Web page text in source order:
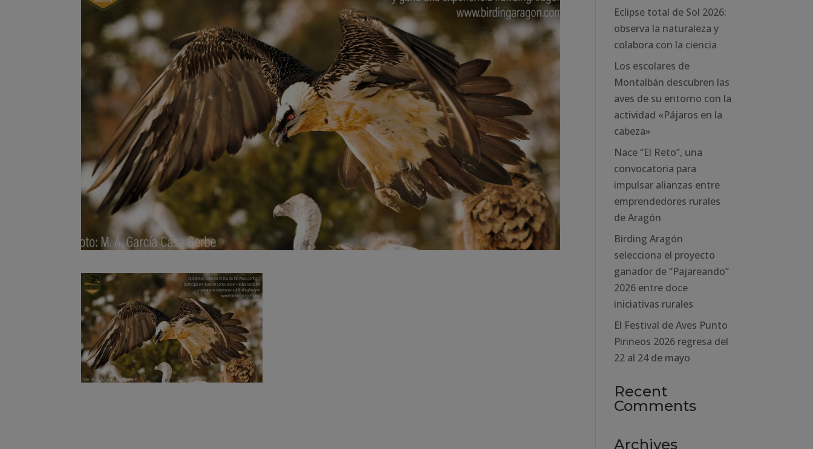
Eclipse total de Sol 2026:
observa la naturaleza y
colabora con la ciencia
Los escolares de
Montalbán descubren las
aves de su entorno con la
actividad «Pájaros en la
cabeza»
Nace “El Reto”, una
convocatoria para
impulsar alianzas entre
emprendedores rurales
de Aragón
Birding Aragón
selecciona el proyecto
ganador de “Pajareando”
2026 entre doce
iniciativas rurales
El Festival de Aves Punto
Pirineos 2026 regresa del
22 al 24 de mayo
Recent
Comments
Archives